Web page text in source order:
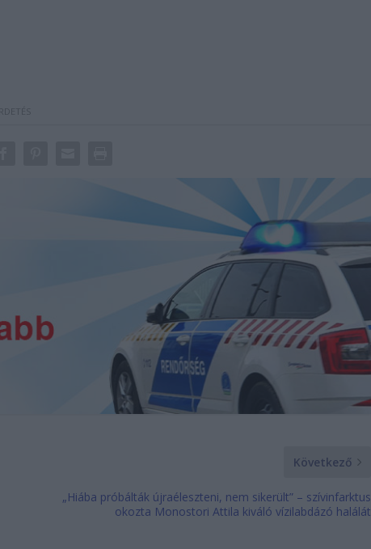
Következő
„Hiába próbálták újraéleszteni, nem sikerült” – szívinfarktus
okozta Monostori Attila kiváló vízilabdázó halálát